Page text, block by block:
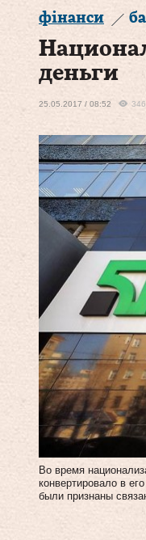
фінанси
деньги
25.05.2017 / 08:52
Во время
конвертировало в
были признаны